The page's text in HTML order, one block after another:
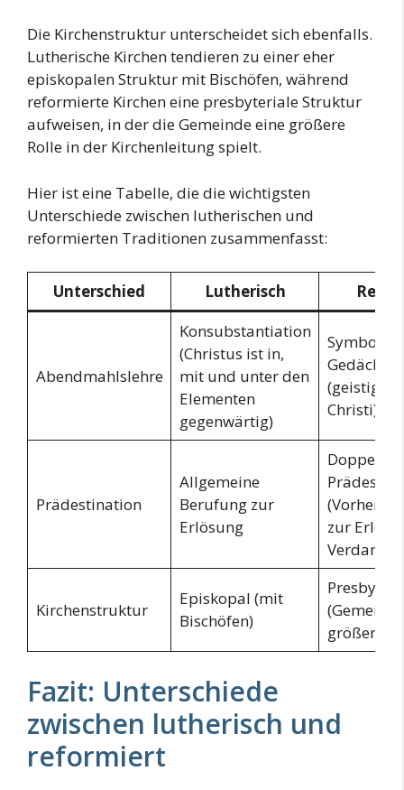
Die Kirchenstruktur unterscheidet sich ebenfalls.
Lutherische Kirchen tendieren zu einer eher
episkopalen Struktur mit Bischöfen, während
reformierte Kirchen eine presbyteriale Struktur
aufweisen, in der die Gemeinde eine größere
Rolle in der Kirchenleitung spielt.
Hier ist eine Tabelle, die die wichtigsten
Unterschiede zwischen lutherischen und
reformierten Traditionen zusammenfasst:
Unterschied Lutherisch
Abendmahlslehre
Konsubstantiation
(Christus ist in,
mit und unter den
Elementen
gegenwärtig)
(geistige
Christi)
Prädestination
Allgemeine
Berufung zur
Erlösung
Doppelte
zur
Kirchenstruktur
Episkopal (mit
Bischöfen)
größere
Fazit: Unterschiede
zwischen lutherisch und
reformiert